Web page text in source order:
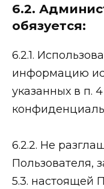
6.2.
обязуется:
6.2.1.
информацию
указанных в п.
6.2.2. Не
Пользователя,
5.3. настоящей